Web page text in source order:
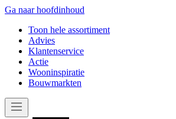
Ga naar hoofdinhoud
Toon hele assortiment
Advies
Klantenservice
Actie
Wooninspiratie
Bouwmarkten